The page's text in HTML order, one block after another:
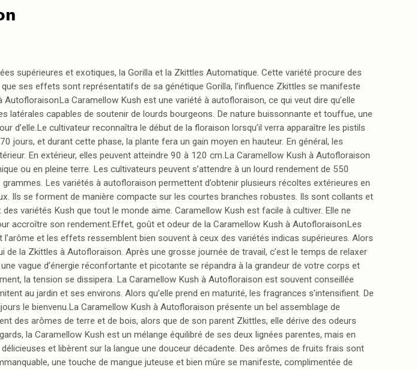
supérieures et exotiques, la Gorilla et la Zkittles Automatique. Cette variété procure des
ses effets sont représentatifs de sa génétique Gorilla, l’influence Zkittles se manifeste
Caramellow Kush est une variété à autofloraison, ce qui veut dire qu’elle
capables de soutenir de lourds bourgeons. De nature buissonnante et touffue, une
d’elle.Le cultivateur reconnaîtra le début de la floraison lorsqu’il verra apparaître les pistils
et durant cette phase, la plante fera un gain moyen en hauteur. En général, les
En extérieur, elles peuvent atteindre 90 à 120 cm.La Caramellow Kush à Autofloraison
ou en pleine terre. Les cultivateurs peuvent s’attendre à un lourd rendement de 550
Les variétés à autofloraison permettent d’obtenir plusieurs récoltes extérieures en
Ils se forment de manière compacte sur les courtes branches robustes. Ils sont collants et
variétés Kush que tout le monde aime. Caramellow Kush est facile à cultiver. Elle ne
accroître son rendement.Effet, goût et odeur de la Caramellow Kush à AutofloraisonLes
et les effets ressemblent bien souvent à ceux des variétés indicas supérieures. Alors
la Zkittles à Autofloraison. Après une grosse journée de travail, c’est le temps de relaxer
vague d’énergie réconfortante et picotante se répandra à la grandeur de votre corps et
la tension se dissipera. La Caramellow Kush à Autofloraison est souvent conseillée
au jardin et ses environs. Alors qu’elle prend en maturité, les fragrances s’intensifient. De
le bienvenu.La Caramellow Kush à Autofloraison présente un bel assemblage de
des arômes de terre et de bois, alors que de son parent Zkittles, elle dérive des odeurs
la Caramellow Kush est un mélange équilibré de ses deux lignées parentes, mais en
et libèrent sur la langue une douceur décadente. Des arômes de fruits frais sont
une touche de mangue juteuse et bien mûre se manifeste, complimentée de